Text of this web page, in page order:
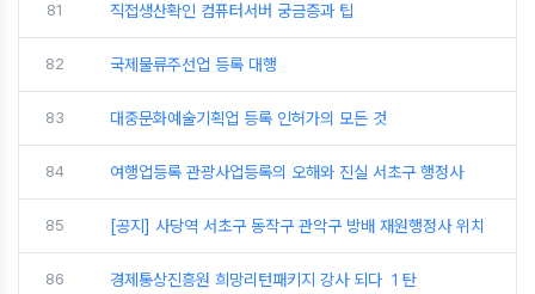
81 직접생산확인 컴퓨터서버 궁금증과 팁
82 국제물류주선업 등록 대행
83 대중문화예술기획업 등록 인허가의 모든 것
84 여행업등록 관광사업등록의 오해와 진실 서초구 행정사
85 [공지] 사당역 서초구 동작구 관악구 방배 재원행정사 위치
86 경제통상진흥원 희망리턴패키지 강사 되다 １탄